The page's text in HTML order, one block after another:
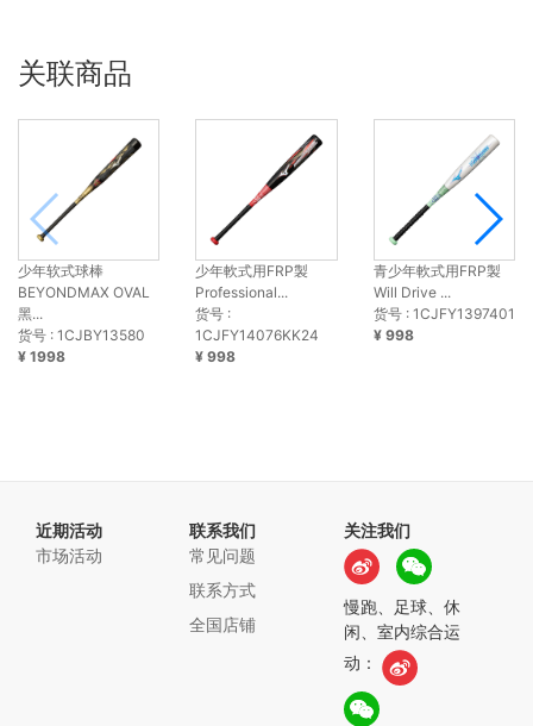
关联商品
少年软式球棒
BEYONDMAX OVAL
黑...
货号 : 1CJBY13580
¥ 1998
少年軟式用FRP製
Professional...
货号 :
1CJFY14076KK24
¥ 998
青少年軟式用FRP製
Will Drive ...
货号 : 1CJFY1397401
¥ 998
近期活动
市场活动
联系我们
常见问题
联系方式
全国店铺
关注我们
慢跑、足球、休
闲、室内综合运
动：